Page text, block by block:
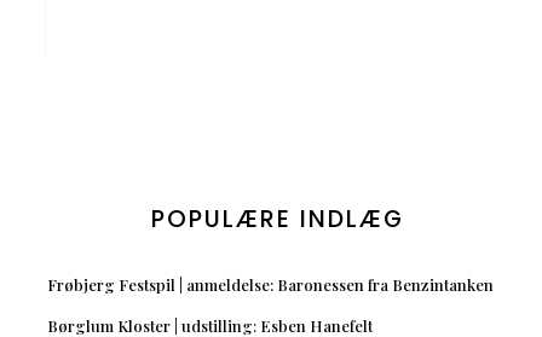
POPULÆRE INDLÆG
Frøbjerg Festspil | anmeldelse: Baronessen fra Benzintanken
Børglum Kloster | udstilling: Esben Hanefelt